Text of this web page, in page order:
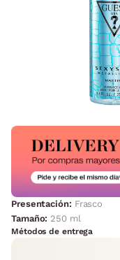
Presentación: Frasco
Tamaño: 250 ml
Métodos de entrega